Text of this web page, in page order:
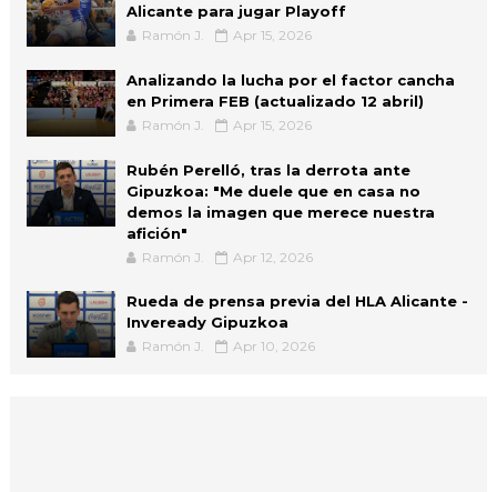
Alicante para jugar Playoff
Ramón J. Apr 15, 2026
Analizando la lucha por el factor cancha
en Primera FEB (actualizado 12 abril)
Ramón J. Apr 15, 2026
Rubén Perelló, tras la derrota ante
Gipuzkoa: "Me duele que en casa no
demos la imagen que merece nuestra
afición"
Ramón J. Apr 12, 2026
Rueda de prensa previa del HLA Alicante -
Inveready Gipuzkoa
Ramón J. Apr 10, 2026